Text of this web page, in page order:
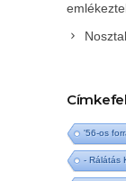
'56-os
- Rálátás